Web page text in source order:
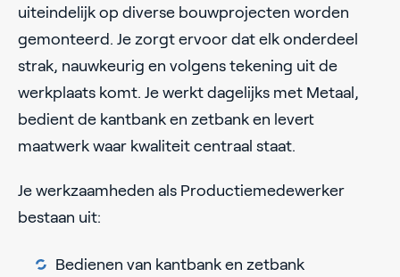
uiteindelijk op diverse bouwprojecten worden
gemonteerd. Je zorgt ervoor dat elk onderdeel
strak, nauwkeurig en volgens tekening uit de
werkplaats komt. Je werkt dagelijks met Metaal,
bedient de kantbank en zetbank en levert
maatwerk waar kwaliteit centraal staat.
Je werkzaamheden als Productiemedewerker
bestaan uit:
Bedienen van kantbank en zetbank